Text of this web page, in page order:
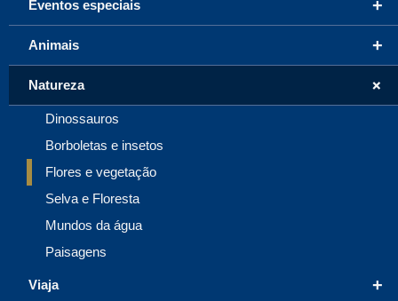
+
Eventos especiais
+
Animais
+
Natureza
Dinossauros
Borboletas e insetos
Flores e vegetação
Selva e Floresta
Mundos da água
Paisagens
+
Viaja